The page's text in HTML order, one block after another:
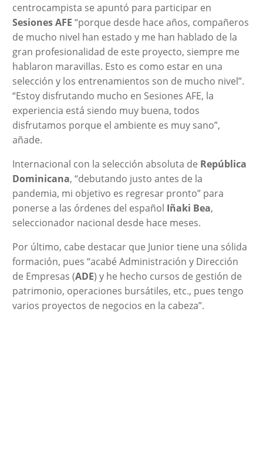
centrocampista se apuntó para participar en
Sesiones AFE “porque desde hace años, compañeros
de mucho nivel han estado y me han hablado de la
gran profesionalidad de este proyecto, siempre me
hablaron maravillas. Esto es como estar en una
selección y los entrenamientos son de mucho nivel”.
“Estoy disfrutando mucho en Sesiones AFE, la
experiencia está siendo muy buena, todos
disfrutamos porque el ambiente es muy sano”,
añade.
Internacional con la selección absoluta de República
Dominicana, “debutando justo antes de la
pandemia, mi objetivo es regresar pronto” para
ponerse a las órdenes del español Iñaki Bea,
seleccionador nacional desde hace meses.
Por último, cabe destacar que Junior tiene una sólida
formación, pues “acabé Administración y Dirección
de Empresas (ADE) y he hecho cursos de gestión de
patrimonio, operaciones bursátiles, etc., pues tengo
varios proyectos de negocios en la cabeza”.